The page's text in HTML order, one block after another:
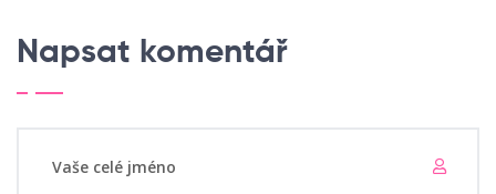
Napsat komentář